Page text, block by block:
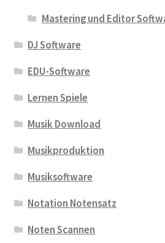
Mastering und Editor
DJ Software
EDU-Software
Lernen Spiele
Musik Download
Musikproduktion
Musiksoftware
Notation Notensatz
Noten Scannen